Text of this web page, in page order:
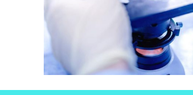
Personnel Competence